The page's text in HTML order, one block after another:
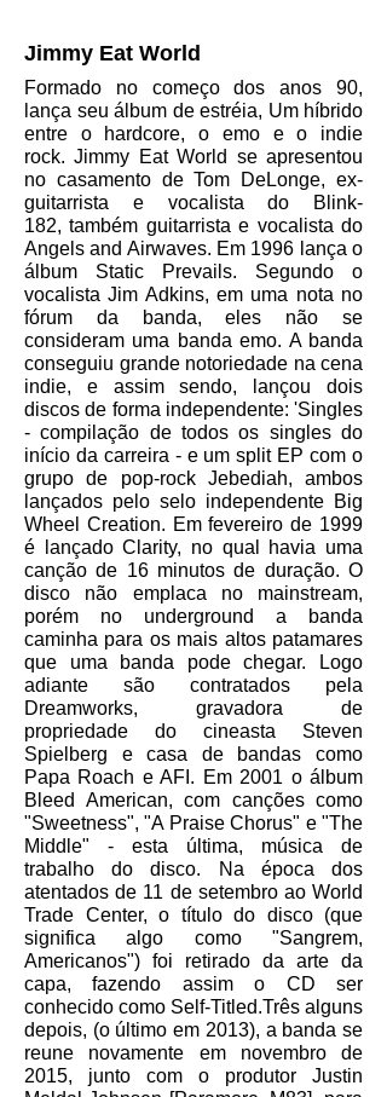
Jimmy Eat World
Formado no começo dos anos 90,
lança seu álbum de estréia, Um híbrido
entre o hardcore, o emo e o indie
rock. Jimmy Eat World se apresentou
no casamento de Tom DeLonge, ex-
guitarrista e vocalista do Blink-
182, também guitarrista e vocalista do
Angels and Airwaves. Em 1996 lança o
álbum Static Prevails. Segundo o
vocalista Jim Adkins, em uma nota no
fórum da banda, eles não se
consideram uma banda emo. A banda
conseguiu grande notoriedade na cena
indie, e assim sendo, lançou dois
discos de forma independente: 'Singles
- compilação de todos os singles do
início da carreira - e um split EP com o
grupo de pop-rock Jebediah, ambos
lançados pelo selo independente Big
Wheel Creation. Em fevereiro de 1999
é lançado Clarity, no qual havia uma
canção de 16 minutos de duração. O
disco não emplaca no mainstream,
porém no underground a banda
caminha para os mais altos patamares
que uma banda pode chegar. Logo
adiante são contratados pela
Dreamworks, gravadora de
propriedade do cineasta Steven
Spielberg e casa de bandas como
Papa Roach e AFI. Em 2001 o álbum
Bleed American, com canções como
"Sweetness", "A Praise Chorus" e "The
Middle" - esta última, música de
trabalho do disco. Na época dos
atentados de 11 de setembro ao World
Trade Center, o título do disco (que
significa algo como "Sangrem,
Americanos") foi retirado da arte da
capa, fazendo assim o CD ser
conhecido como Self-Titled.Três alguns
depois, (o último em 2013), a banda se
reune novamente em novembro de
2015, junto com o produtor Justin